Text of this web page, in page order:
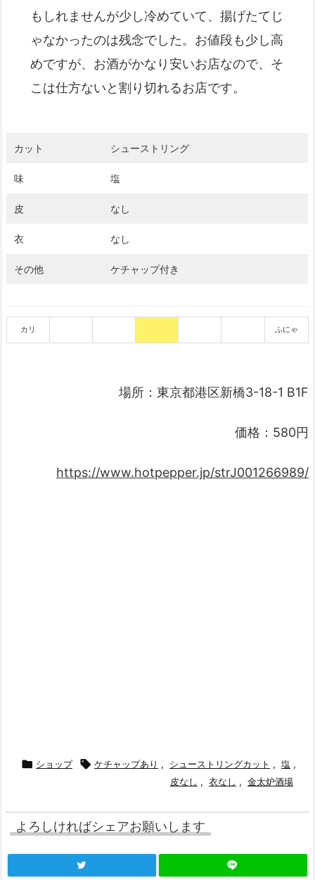
もしれませんが少し冷めていて、揚げたてじ
ゃなかったのは残念でした。お値段も少し高
めですが、お酒がかなり安いお店なので、そ
こは仕方ないと割り切れるお店です。
カット シューストリング
味 塩
皮 なし
衣 なし
その他 ケチャップ付き
カリ ふにゃ
場所：東京都港区新橋3-18-1 B1F
価格：580円
https://www.hotpepper.jp/strJ001266989/
 ショップ  ケチャップあり , シューストリングカット , 塩 ,
皮なし , 衣なし , 金太炉酒場
よろしければシェアお願いします